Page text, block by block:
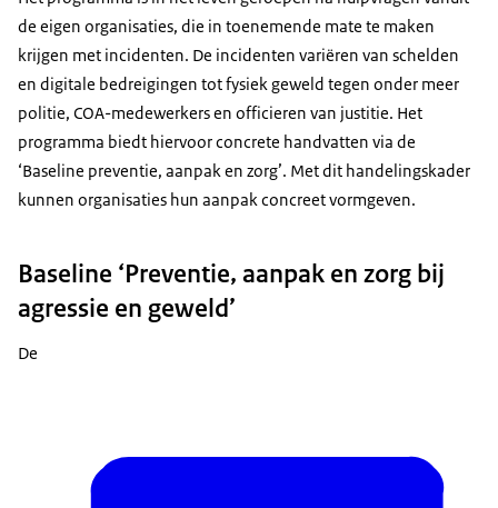
het belangrijk om een norm te stellen?
Een norm stellen is belangrijk, omdat je daarmee
ook het signaal geeft richting je medewerkers...
dat agressie en geweld nooit acceptabel is in je
werk. En het helpt medewerkers, en die voelen
zich ook gesteund om eerder... een melding te
maken als een dergelijk incident plaatsvindt. En
organisaties, omdat zij dan ook weten op het
moment dat de norm wordt overschreden... dat de
het programma daarbij?
Als programma zijn we gestart met het ontwerpen
de eigen organisaties, die in toenemende mate te maken
krijgen met incidenten. De incidenten variëren van schelden
en digitale bedreigingen tot fysiek geweld tegen onder meer
politie, COA-medewerkers en officieren van justitie. Het
programma biedt hiervoor concrete handvatten via de
‘Baseline preventie, aanpak en zorg’. Met dit handelingskader
kunnen organisaties hun aanpak concreet vormgeven.
Baseline ‘Preventie, aanpak en zorg bij
agressie en geweld’
De